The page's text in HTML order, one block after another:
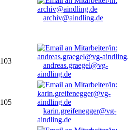
archiv@aindling.de
103
andreas.graegel@vg-
aindling.de
105
karin.greifenegger@vg-
aindling.de